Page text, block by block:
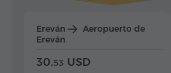
Ereván
Aeropuerto de
Ereván
30.53 USD